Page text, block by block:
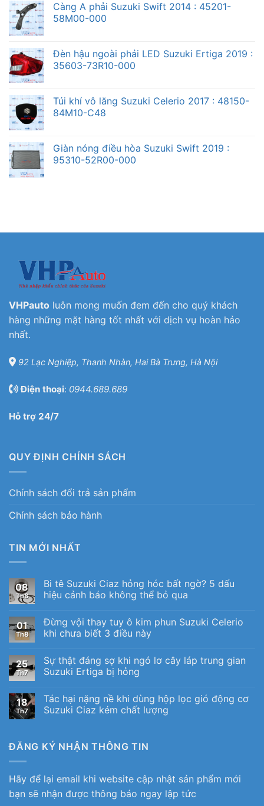
Càng A phải Suzuki Swift 2014 : 45201-
58M00-000
Đèn hậu ngoài phải LED Suzuki Ertiga 2019 :
35603-73R10-000
Túi khí vô lăng Suzuki Celerio 2017 : 48150-
84M10-C48
Giàn nóng điều hòa Suzuki Swift 2019 :
95310-52R00-000
VHPauto luôn mong muốn đem đến cho quý khách
hàng những mặt hàng tốt nhất với dịch vụ hoàn hảo
nhất.
92 Lạc Nghiệp, Thanh Nhàn, Hai Bà Trưng, Hà Nội
Điện thoại: 0944.689.689
Hỗ trợ 24/7
QUY ĐỊNH CHÍNH SÁCH
Chính sách đổi trả sản phẩm
Chính sách bảo hành
TIN MỚI NHẤT
08
Th8
Bi tê Suzuki Ciaz hỏng hóc bất ngờ? 5 dấu
hiệu cảnh báo không thể bỏ qua
01
Th8
Đừng vội thay tuy ô kim phun Suzuki Celerio
khi chưa biết 3 điều này
25
Th7
Sự thật đáng sợ khi ngó lơ cây láp trung gian
Suzuki Ertiga bị hỏng
18
Th7
Tác hại nặng nề khi dùng hộp lọc gió động cơ
Suzuki Ciaz kém chất lượng
ĐĂNG KÝ NHẬN THÔNG TIN
Hãy để lại email khi website cập nhật sản phẩm mới
bạn sẽ nhận được thông báo ngay lập tức